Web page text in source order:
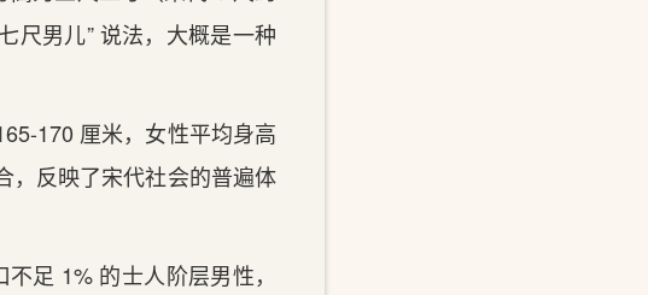
尺男儿” 说法，大概是一种
170 厘米，女性平均身高
，反映了宋代社会的普遍体
足 1% 的士人阶层男性，